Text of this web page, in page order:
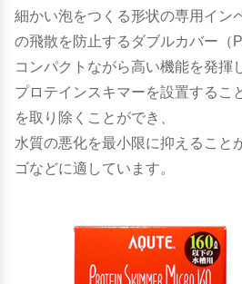
細かい泡をつくる形状の専用イン
の飛散を防止するダブルカバー（
コンパクトながら高い機能を発揮
プロテインスキマーを設置するこ
を取り除くことができ、
水質の悪化を最小限に抑えること
ゴなどに適しています。